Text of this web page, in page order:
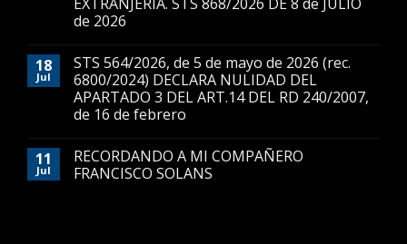
de 2026
18
Jul
STS 564/2026, de 5 de mayo de 2026 (rec.
6800/2024) DECLARA NULIDAD DEL
APARTADO 3 DEL ART.14 DEL RD 240/2007,
de 16 de febrero
11
Jul
RECORDANDO A MI COMPAÑERO
FRANCISCO SOLANS